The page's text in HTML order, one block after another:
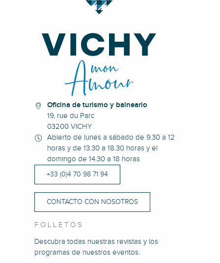
Oficina de turismo y balneario
19, rue du Parc
03200 VICHY
Abierto de lunes a sábado de 9.30 a 12
horas y de 13.30 a 18.30 horas y el
domingo de 14.30 a 18 horas
+33 (0)4 70 98 71 94
CONTACTO CON NOSOTROS
FOLLETOS
Descubra todas nuestras revistas y los
programas de nuestros eventos.